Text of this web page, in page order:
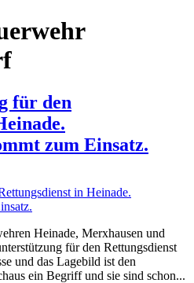
für den
zum Einsatz.
Heinade, Merxhausen und
für den Rettungsdienst
und das Lagebild ist den
ein Begriff und sie sind schon...